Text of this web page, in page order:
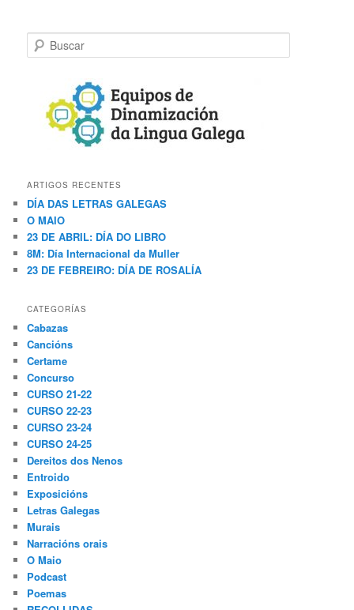
u
ARTIGOS RECENTES
DÍA DAS LETRAS GALEGAS
O MAIO
23 DE ABRIL: DÍA DO LIBRO
8M: Día Internacional da Muller
23 DE FEBREIRO: DÍA DE ROSALÍA
CATEGORÍAS
Cabazas
Cancións
Certame
Concurso
CURSO 21-22
CURSO 22-23
CURSO 23-24
CURSO 24-25
Dereitos dos Nenos
Entroido
Exposicións
Letras Galegas
Murais
Narracións orais
O Maio
Podcast
Poemas